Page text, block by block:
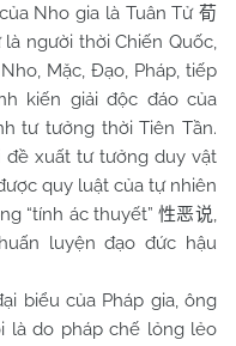
Nho gia là Tuân Tử 荀
là người thời Chiến Quốc,
Mặc, Đạo, Pháp, tiếp
kiến giải độc đáo của
tư tưởng thời Tiên Tần.
đề xuất tư tưởng duy vật
quy luật của tự nhiên
“tính ác thuyết”性恶说,
luyện đạo đức hậu
biểu của Pháp gia, ông
là do pháp chế lỏng lẻo